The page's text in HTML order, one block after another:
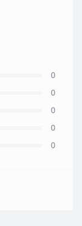
0
0
0
0
0